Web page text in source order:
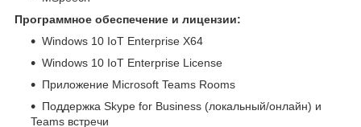
Программное обеспечение и лицензии:
Windows 10 IoT Enterprise X64
Windows 10 IoT Enterprise License
Приложение Microsoft Teams Rooms
Поддержка Skype for Business (локальный/онлайн) и
Teams встречи